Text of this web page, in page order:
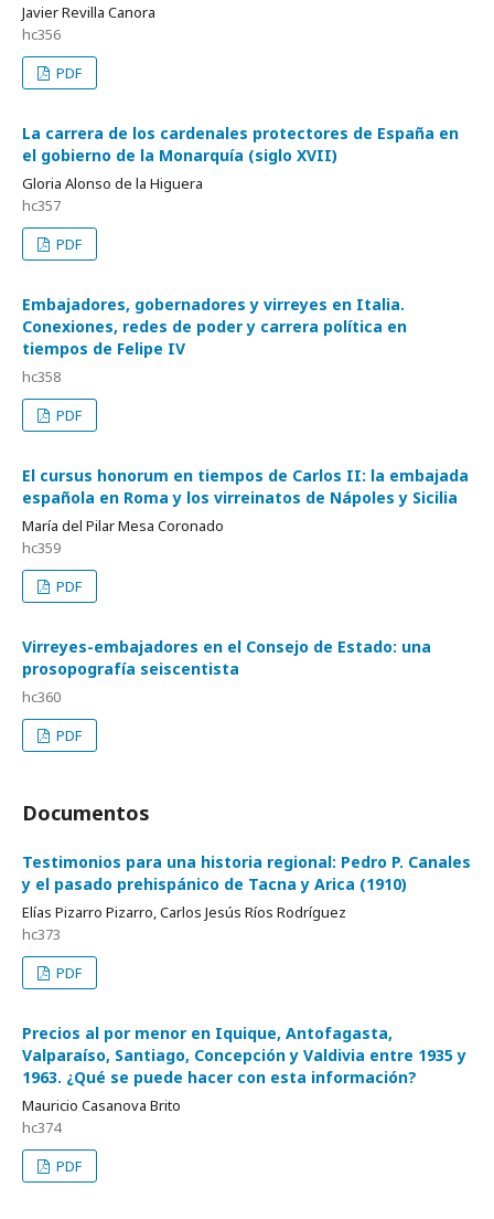
Javier Revilla Canora
hc356
PDF
La carrera de los cardenales protectores de España en
el gobierno de la Monarquía (siglo XVII)
Gloria Alonso de la Higuera
hc357
PDF
Embajadores, gobernadores y virreyes en Italia.
Conexiones, redes de poder y carrera política en
tiempos de Felipe IV
hc358
PDF
El cursus honorum en tiempos de Carlos II: la embajada
española en Roma y los virreinatos de Nápoles y Sicilia
María del Pilar Mesa Coronado
hc359
PDF
Virreyes-embajadores en el Consejo de Estado: una
prosopografía seiscentista
hc360
PDF
Documentos
Testimonios para una historia regional: Pedro P. Canales
y el pasado prehispánico de Tacna y Arica (1910)
Elías Pizarro Pizarro, Carlos Jesús Ríos Rodríguez
hc373
PDF
Precios al por menor en Iquique, Antofagasta,
Valparaíso, Santiago, Concepción y Valdivia entre 1935 y
1963. ¿Qué se puede hacer con esta información?
Mauricio Casanova Brito
hc374
PDF